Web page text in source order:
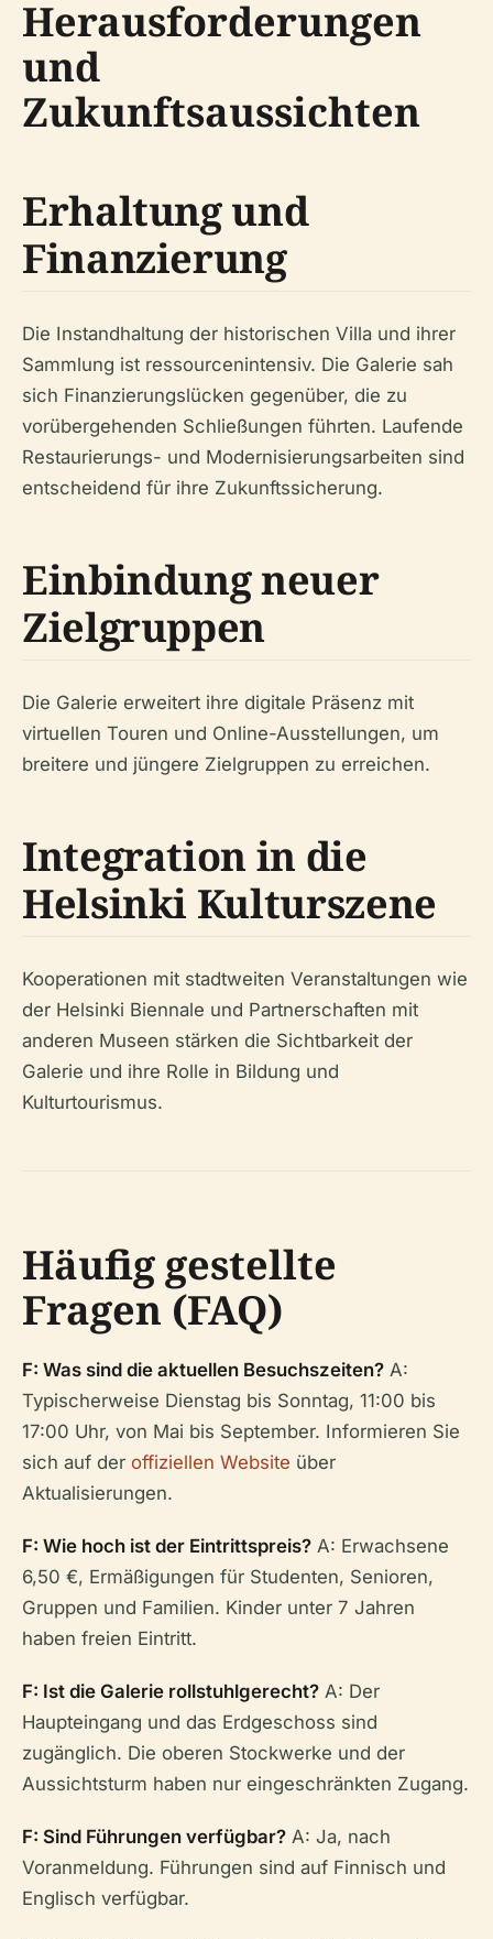
Herausforderungen
und
Zukunftsaussichten
Erhaltung und
Finanzierung
Die Instandhaltung der historischen Villa und ihrer
Sammlung ist ressourcenintensiv. Die Galerie sah
sich Finanzierungslücken gegenüber, die zu
vorübergehenden Schließungen führten. Laufende
Restaurierungs- und Modernisierungsarbeiten sind
entscheidend für ihre Zukunftssicherung.
Einbindung neuer
Zielgruppen
Die Galerie erweitert ihre digitale Präsenz mit
virtuellen Touren und Online-Ausstellungen, um
breitere und jüngere Zielgruppen zu erreichen.
Integration in die
Helsinki Kulturszene
Kooperationen mit stadtweiten Veranstaltungen wie
der Helsinki Biennale und Partnerschaften mit
anderen Museen stärken die Sichtbarkeit der
Galerie und ihre Rolle in Bildung und
Kulturtourismus.
Häufig gestellte
Fragen (FAQ)
F: Was sind die aktuellen Besuchszeiten? A:
Typischerweise Dienstag bis Sonntag, 11:00 bis
17:00 Uhr, von Mai bis September. Informieren Sie
sich auf der offiziellen Website über
Aktualisierungen.
F: Wie hoch ist der Eintrittspreis? A: Erwachsene
6,50 €, Ermäßigungen für Studenten, Senioren,
Gruppen und Familien. Kinder unter 7 Jahren
haben freien Eintritt.
F: Ist die Galerie rollstuhlgerecht? A: Der
Haupteingang und das Erdgeschoss sind
zugänglich. Die oberen Stockwerke und der
Aussichtsturm haben nur eingeschränkten Zugang.
F: Sind Führungen verfügbar? A: Ja, nach
Voranmeldung. Führungen sind auf Finnisch und
Englisch verfügbar.